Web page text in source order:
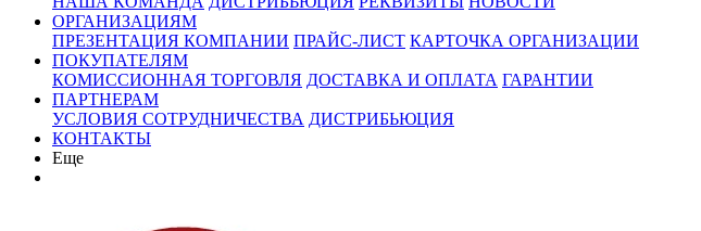
ОРГАНИЗАЦИЯМ
ПРЕЗЕНТАЦИЯ КОМПАНИИ ПРАЙС-ЛИСТ КАРТОЧКА ОРГАНИЗАЦИИ
ПОКУПАТЕЛЯМ
КОМИССИОННАЯ ТОРГОВЛЯ ДОСТАВКА И ОПЛАТА ГАРАНТИИ
ПАРТНЕРАМ
УСЛОВИЯ СОТРУДНИЧЕСТВА ДИСТРИБЬЮЦИЯ
КОНТАКТЫ
Еще